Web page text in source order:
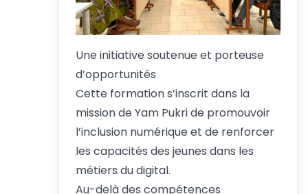
Une initiative soutenue et porteuse
d’opportunités
Cette formation s’inscrit dans la
mission de Yam Pukri de promouvoir
l’inclusion numérique et de renforcer
les capacités des jeunes dans les
métiers du digital.
Au-delà des compétences